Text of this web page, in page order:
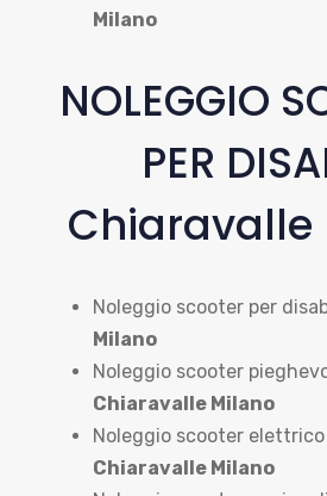
Milano
NOLEGGIO
PER
Chiaravalle
Noleggio scooter per
Milano
Noleggio scooter
Chiaravalle Milano
Noleggio scooter
Chiaravalle Milano